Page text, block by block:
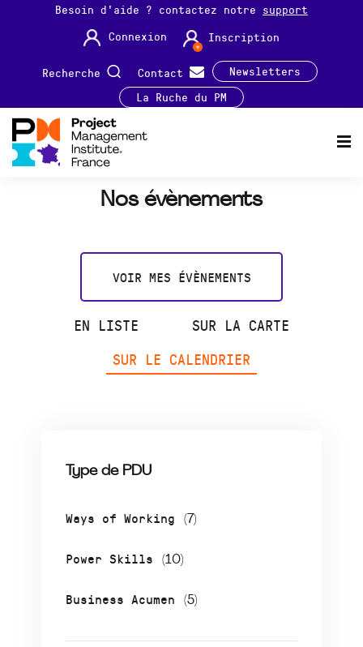
Besoin d'aide ? contactez notre support
Connexion
Inscription
Recherche Contact
Newsletters
La Ruche du PM
Nos évènements
VOIR MES ÉVÈNEMENTS
EN LISTE
SUR LA CARTE
SUR LE CALENDRIER
Type de PDU
Ways of Working (7)
Power Skills (10)
Business Acumen (5)